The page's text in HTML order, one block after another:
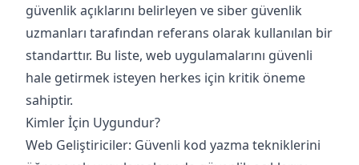
güvenlik açıklarını belirleyen ve siber güvenlik
uzmanları tarafından referans olarak kullanılan bir
standarttır. Bu liste, web uygulamalarını güvenli
hale getirmek isteyen herkes için kritik öneme
sahiptir.
Kimler İçin Uygundur?
Web Geliştiriciler: Güvenli kod yazma tekniklerini